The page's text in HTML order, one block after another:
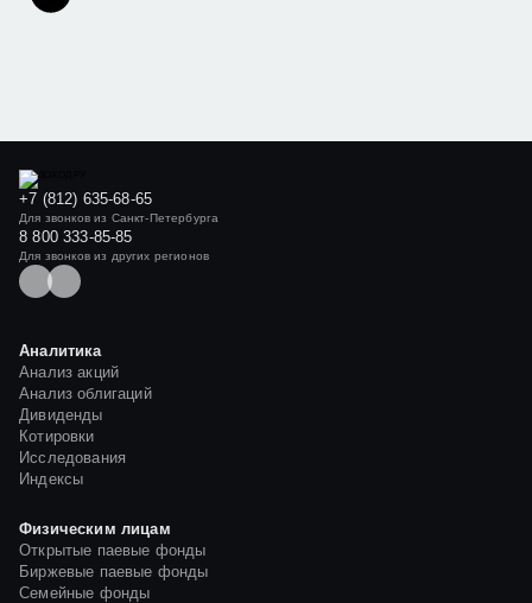
+7 (812) 635-68-65
Для звонков из Санкт-Петербурга
8 800 333-85-85
Для звонков из других регионов
Аналитика
Анализ акций
Анализ облигаций
Дивиденды
Котировки
Исследования
Индексы
Физическим лицам
Открытые паевые фонды
Биржевые паевые фонды
Семейные фонды